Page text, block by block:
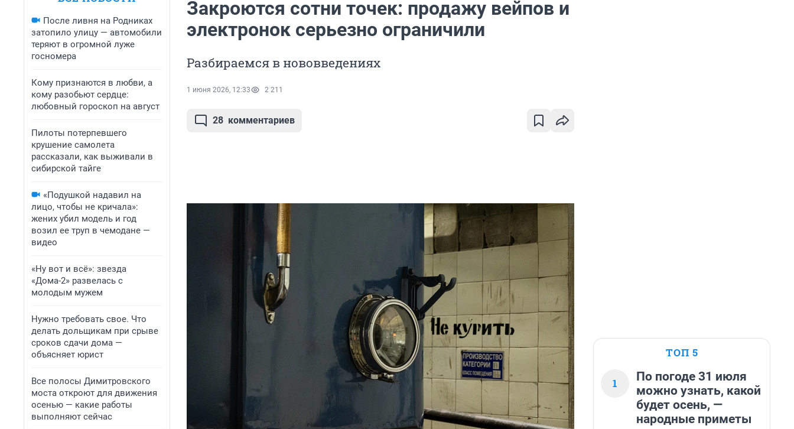
После ливня на Родниках
затопило улицу — автомобили
теряют в огромной луже
госномера
Кому признаются в любви, а
кому разобьют сердце:
любовный гороскоп на август
Пилоты потерпевшего
крушение самолета
рассказали, как выживали в
сибирской тайге
«Подушкой надавил на
лицо, чтобы не кричала»:
жених убил модель и год
возил ее труп в чемодане —
видео
«Ну вот и всё»: звезда
«Дома-2» развелась с
молодым мужем
Нужно требовать свое. Что
делать дольщикам при срыве
сроков сдачи дома —
объясняет юрист
Все полосы Димитровского
моста откроют для движения
осенью — какие работы
выполняют сейчас
Закроются сотни точек: продажу вейпов и
электронок серьезно ограничили
Разбираемся в нововведениях
1 июня 2026, 12:33 2 211
28 комментариев
ТОП 5
1
По погоде 31 июля
можно узнать, какой
будет осень, —
народные приметы